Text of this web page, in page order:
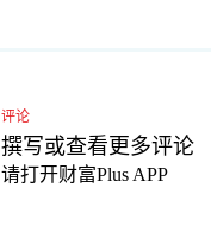
评论
撰写或查看更多评论
请打开财富Plus APP